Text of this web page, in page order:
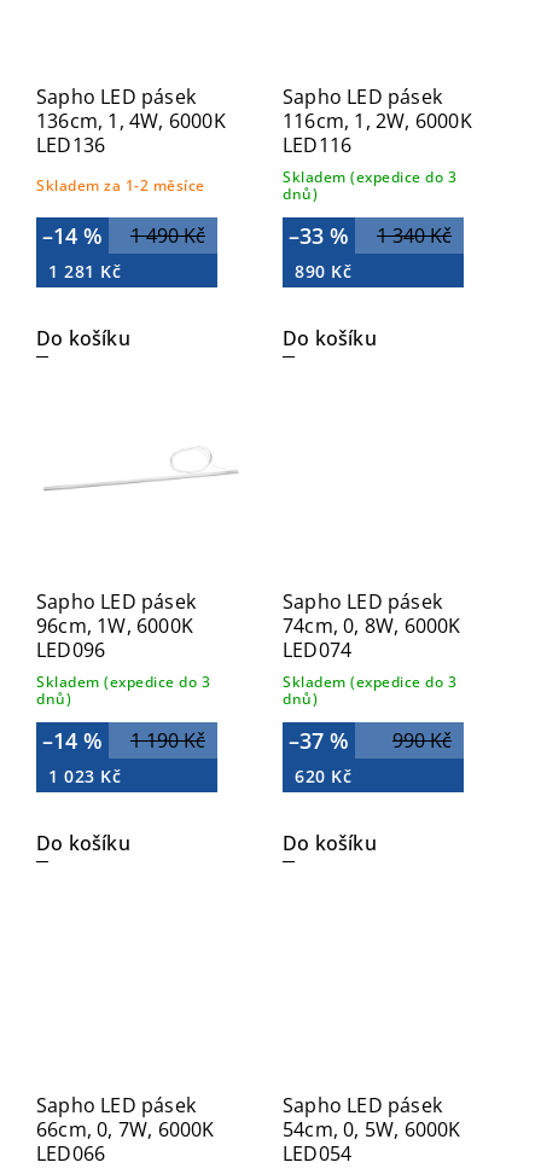
Sapho LED pásek
136cm, 1, 4W, 6000K
LED136
Skladem za 1-2 měsíce
1 490 Kč
–14 %
1 281 Kč
Do košíku
Sapho LED pásek
116cm, 1, 2W, 6000K
LED116
Skladem (expedice do 3
dnů)
1 340 Kč
–33 %
890 Kč
Do košíku
Sapho LED pásek
96cm, 1W, 6000K
LED096
Skladem (expedice do 3
dnů)
1 190 Kč
–14 %
1 023 Kč
Do košíku
Sapho LED pásek
74cm, 0, 8W, 6000K
LED074
Skladem (expedice do 3
dnů)
990 Kč
–37 %
620 Kč
Do košíku
Sapho LED pásek
66cm, 0, 7W, 6000K
LED066
Sapho LED pásek
54cm, 0, 5W, 6000K
LED054